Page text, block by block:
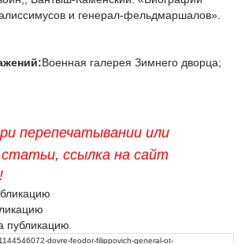
и генерал-фельдмаршалов».
Военная галерея Зимнего дворца;
перепечатывании или
ссылка на сайт
публикацию